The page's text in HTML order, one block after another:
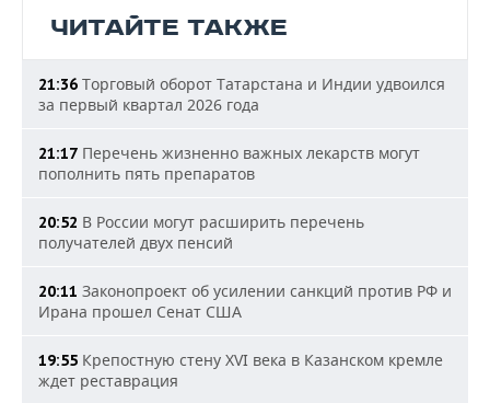
ЧИТАЙТЕ ТАКЖЕ
21:36 Торговый оборот Татарстана и Индии удвоился
за первый квартал 2026 года
21:17 Перечень жизненно важных лекарств могут
пополнить пять препаратов
20:52 В России могут расширить перечень
получателей двух пенсий
20:11 Законопроект об усилении санкций против РФ и
Ирана прошел Сенат США
19:55 Крепостную стену XVI века в Казанском кремле
ждет реставрация